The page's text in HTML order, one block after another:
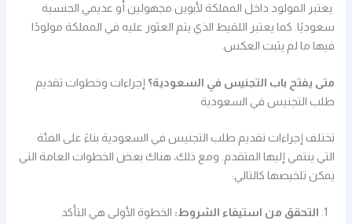
يعتبر المولود داخل المملكة لأبوين مجهولين أو عديمي الجنسية
سعوديًا. كما يعتبر اللقيط الذي يتم العثور عليه في المملكة مولودًا
فيها ما لم يثبت العكس.
متى يفتح باب التجنيس في السعودية؟ إجراءات وخطوات تقديم
طلب التجنيس في السعودية
تختلف إجراءات تقديم طلب التجنيس في السعودية بناءً على الفئة
التي ينتمي إليها المتقدم. ومع ذلك، هناك بعض الخطوات العامة التي
يمكن تلخيصها كالتالي:
التحقق من استيفاء الشروط: الخطوة الأولى هي التأكد